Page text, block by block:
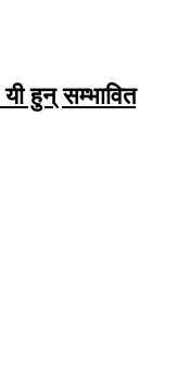
हुन् सम्भावित